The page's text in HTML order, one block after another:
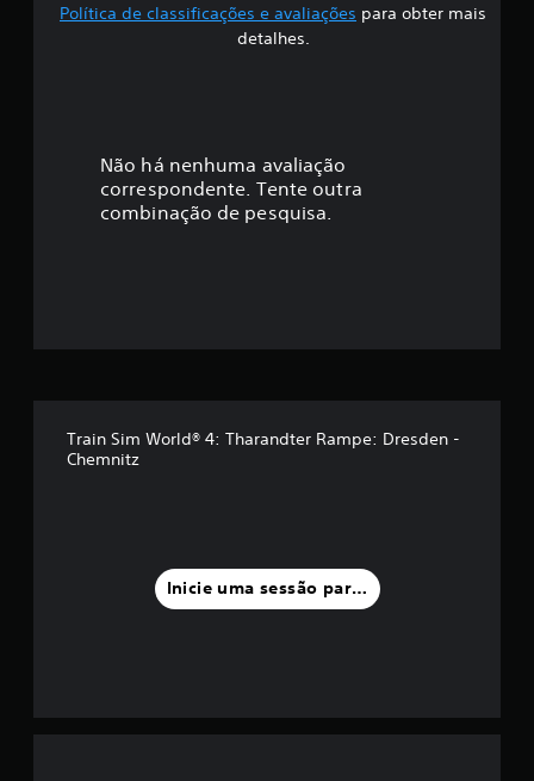
Política de classificações e avaliações para obter mais
detalhes.
Não há nenhuma avaliação
correspondente. Tente outra
combinação de pesquisa.
Train Sim World® 4: Tharandter Rampe: Dresden -
Chemnitz
Inicie uma sessão para classificar